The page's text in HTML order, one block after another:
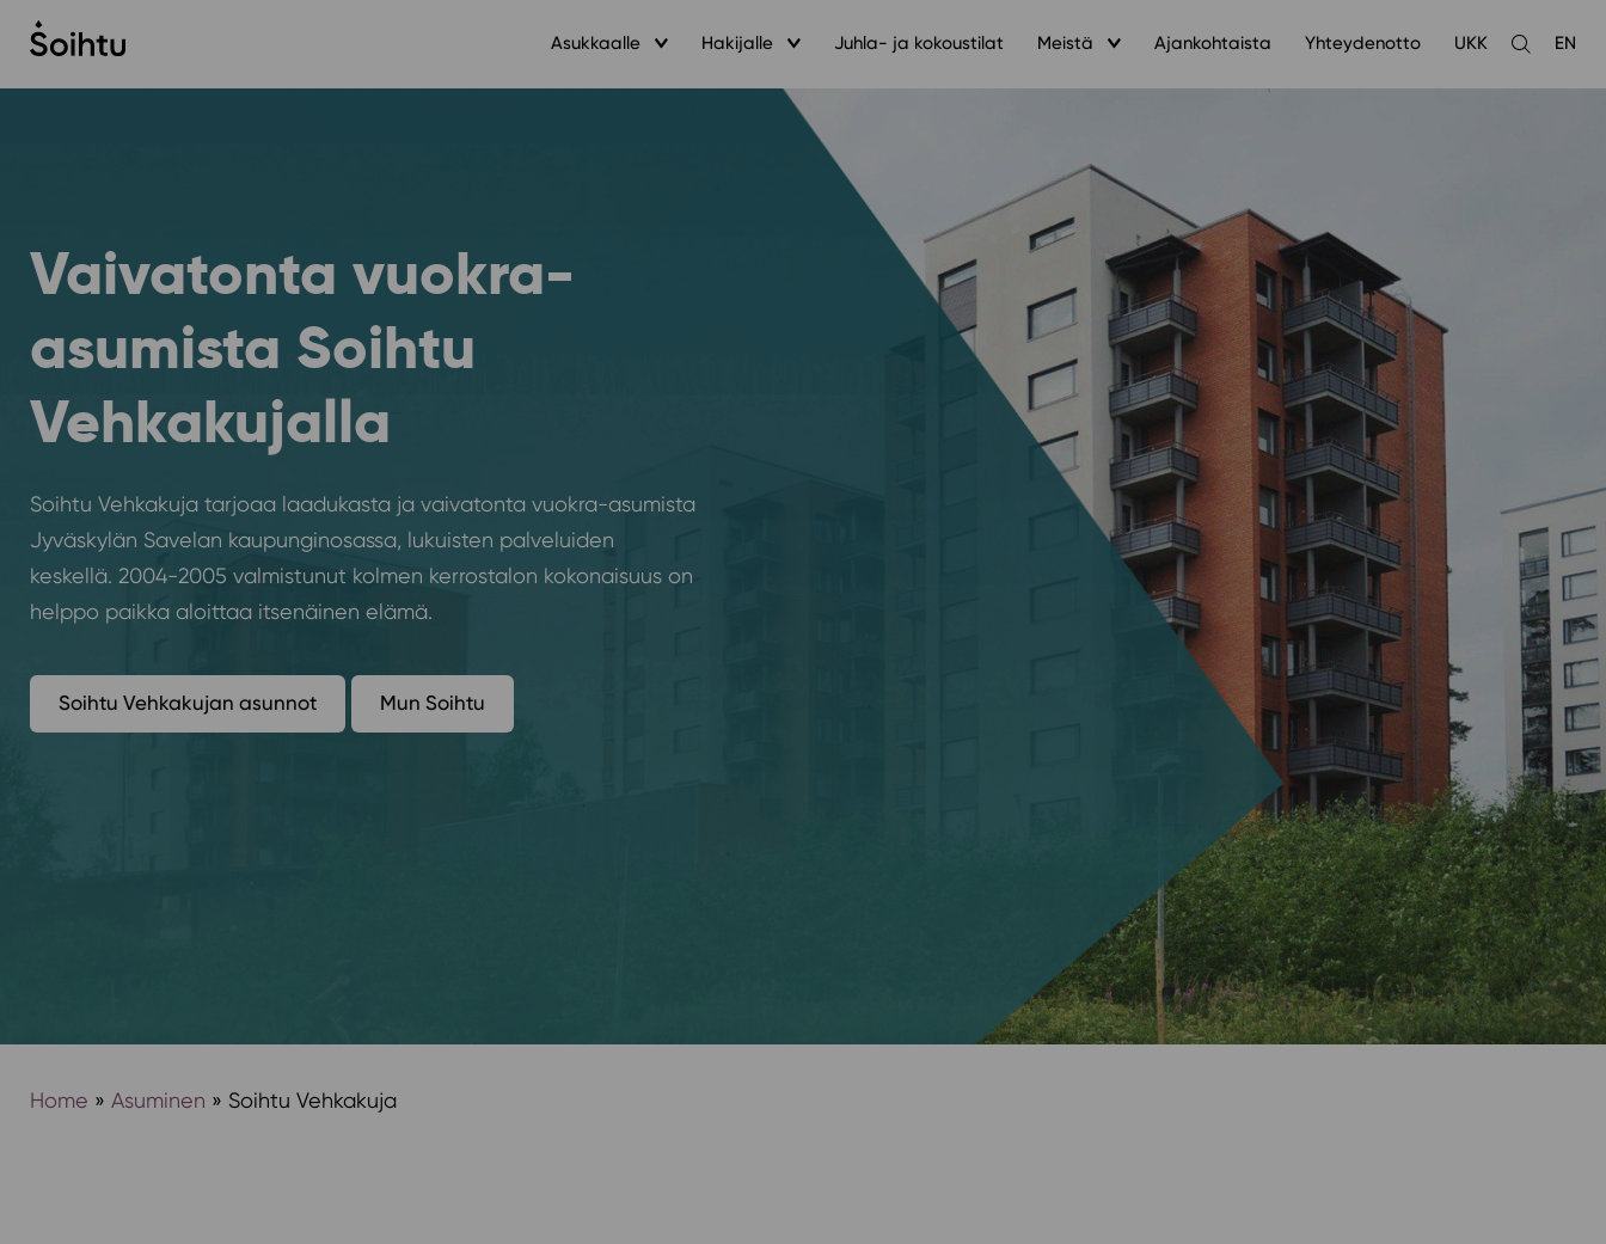
Siirry
sisältöön
Asukkaalle Hakijalle Juhla- ja kokoustilat Meistä Ajankohtaista Yhteydenotto UKK
Avaa
haku
EN
Home » Asuminen » Soihtu Vehkakuja
Vaivatonta vuokra-
asumista Soihtu
Vehkakujalla
Soihtu Vehkakuja tarjoaa laadukasta ja vaivatonta vuokra-asumista
Jyväskylän Savelan kaupunginosassa, lukuisten palveluiden
keskellä. 2004-2005 valmistunut kolmen kerrostalon kokonaisuus on
helppo paikka aloittaa itsenäinen elämä.
Soihtu Vehkakujan asunnot Mun Soihtu